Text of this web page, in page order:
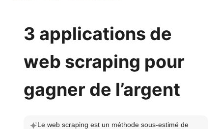
3 applications de
web scraping pour
gagner de l’argent
Le web scraping est un méthode sous-estimé de